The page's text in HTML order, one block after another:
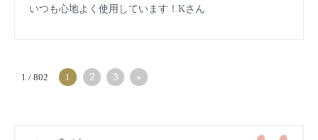
いつも心地よく使用しています！Kさん
1 / 802 1 2 3 »